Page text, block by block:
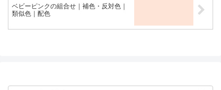
ベビーピンクの組合せ｜補色・反対色｜
類似色｜配色